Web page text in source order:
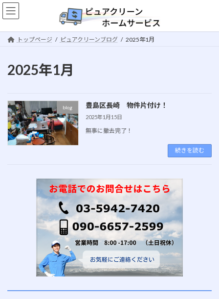
コ
ン
ン
ナ
ビ
ー
トップページ ピュアクリーンブログ 2025年1月
2025年1月
blog 豊島区長崎 物件片付け！
2025年1月15日
無事に撤去完了！
続きを読む